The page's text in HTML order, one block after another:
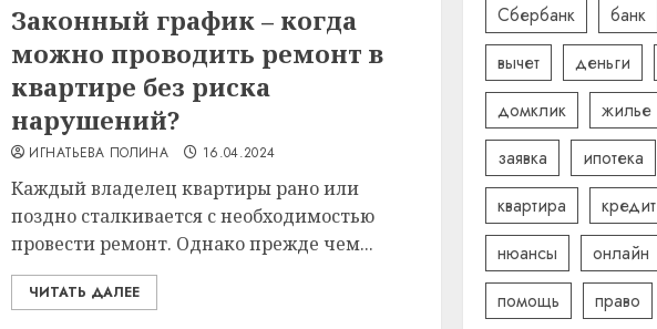
Законный график – когда
можно проводить ремонт в
квартире без риска
нарушений?
ИГНАТЬЕВА ПОЛИНА 16.04.2024
Каждый владелец квартиры рано или
поздно сталкивается с необходимостью
провести ремонт. Однако прежде чем...
ЧИТАТЬ ДАЛЕЕ
Сбербанк банк
вычет
деньги
домклик
жилье
заявка
ипотека
квартира
кредит
нюансы
онлайн
помощь
право